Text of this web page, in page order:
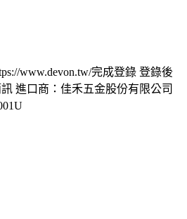
www.devon.tw/完成登錄 登錄後
進口商：佳禾五金股份有限公司